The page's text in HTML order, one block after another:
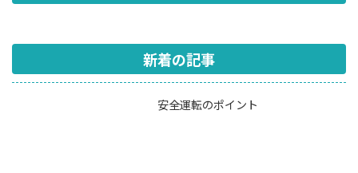
新着の記事
安全運転のポイント